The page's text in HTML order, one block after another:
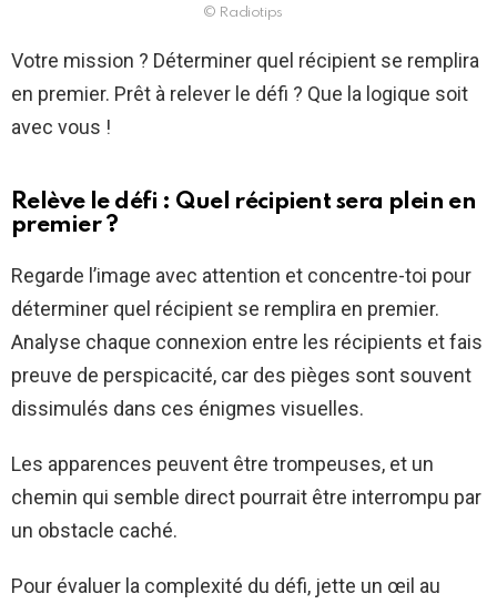
© Radiotips
Votre mission ? Déterminer quel récipient se remplira
en premier. Prêt à relever le défi ? Que la logique soit
avec vous !
Relève le défi : Quel récipient sera plein en
premier ?
Regarde l’image avec attention et concentre-toi pour
déterminer quel récipient se remplira en premier.
Analyse chaque connexion entre les récipients et fais
preuve de perspicacité, car des pièges sont souvent
dissimulés dans ces énigmes visuelles.
Les apparences peuvent être trompeuses, et un
chemin qui semble direct pourrait être interrompu par
un obstacle caché.
Pour évaluer la complexité du défi, jette un œil au